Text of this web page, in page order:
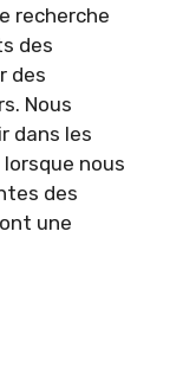
recherche
des
des
Nous
dans les
nous
des
une